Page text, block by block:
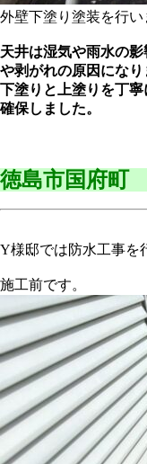
外壁下塗り塗装を行い
天井は湿気や雨水の
や剥がれの原因になり
下塗りと上塗りを丁
確保しました。
徳島市国府
Y様邸では防水工事を
施工前です。